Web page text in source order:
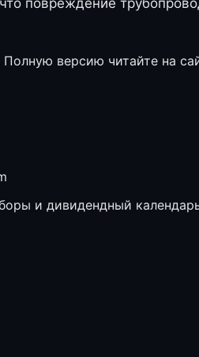
версию читайте на
и дивидендный